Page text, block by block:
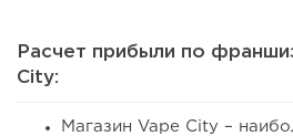
Расчет прибыли по
City:
Магазин Vape City –